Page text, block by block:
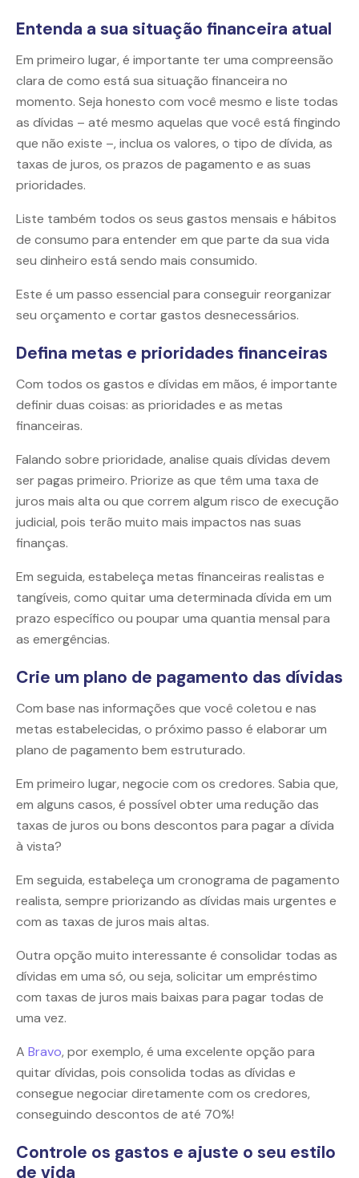
Entenda a sua situação financeira atual
Em primeiro lugar, é importante ter uma compreensão
clara de como está sua situação financeira no
momento. Seja honesto com você mesmo e liste todas
as dívidas – até mesmo aquelas que você está fingindo
que não existe –, inclua os valores, o tipo de dívida, as
taxas de juros, os prazos de pagamento e as suas
prioridades.
Liste também todos os seus gastos mensais e hábitos
de consumo para entender em que parte da sua vida
seu dinheiro está sendo mais consumido.
Este é um passo essencial para conseguir reorganizar
seu orçamento e cortar gastos desnecessários.
Defina metas e prioridades financeiras
Com todos os gastos e dívidas em mãos, é importante
definir duas coisas: as prioridades e as metas
financeiras.
Falando sobre prioridade, analise quais dívidas devem
ser pagas primeiro. Priorize as que têm uma taxa de
juros mais alta ou que correm algum risco de execução
judicial, pois terão muito mais impactos nas suas
finanças.
Em seguida, estabeleça metas financeiras realistas e
tangíveis, como quitar uma determinada dívida em um
prazo específico ou poupar uma quantia mensal para
as emergências.
Crie um plano de pagamento das dívidas
Com base nas informações que você coletou e nas
metas estabelecidas, o próximo passo é elaborar um
plano de pagamento bem estruturado.
Em primeiro lugar, negocie com os credores. Sabia que,
em alguns casos, é possível obter uma redução das
taxas de juros ou bons descontos para pagar a dívida
à vista?
Em seguida, estabeleça um cronograma de pagamento
realista, sempre priorizando as dívidas mais urgentes e
com as taxas de juros mais altas.
Outra opção muito interessante é consolidar todas as
dívidas em uma só, ou seja, solicitar um empréstimo
com taxas de juros mais baixas para pagar todas de
uma vez.
A Bravo, por exemplo, é uma excelente opção para
quitar dívidas, pois consolida todas as dívidas e
consegue negociar diretamente com os credores,
conseguindo descontos de até 70%!
Controle os gastos e ajuste o seu estilo
de vida